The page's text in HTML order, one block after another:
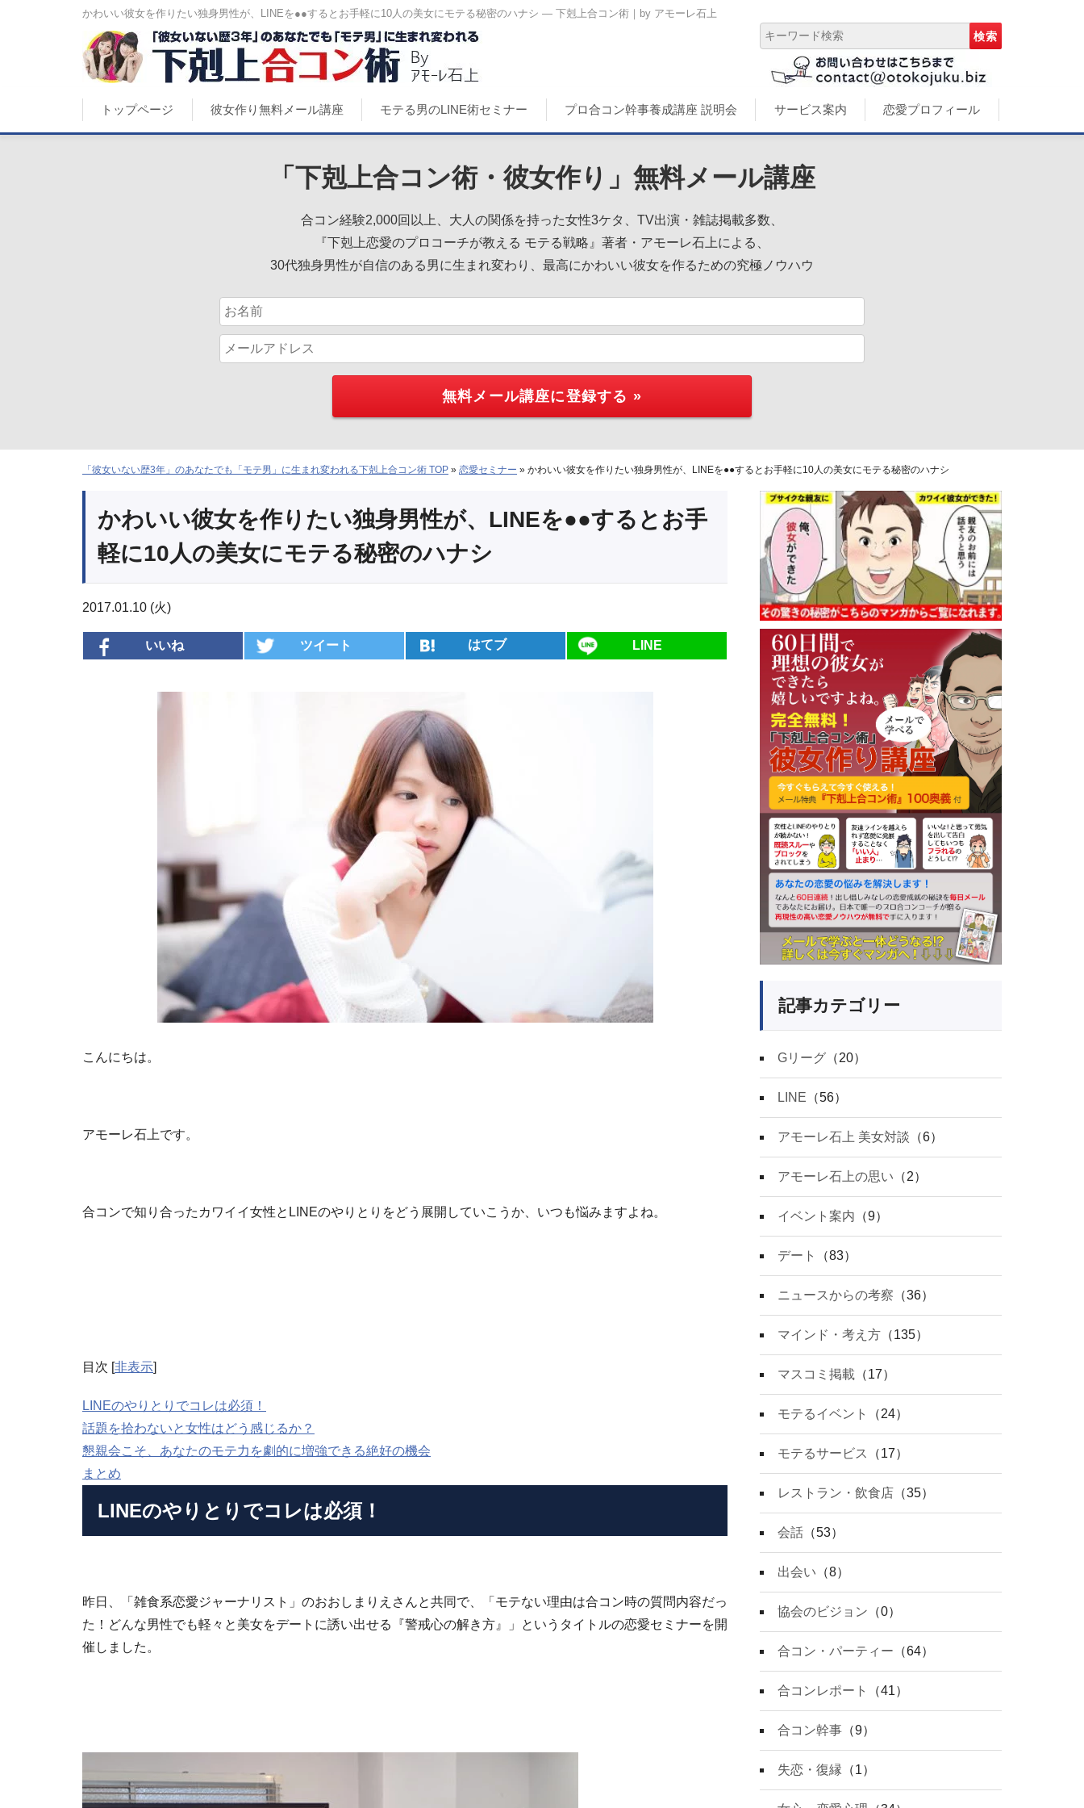
かわいい彼女を作りたい独身男性が、LINEを●●するとお手軽に10人の美女にモテる秘密のハナシ ― 下剋上合コン術｜by アモーレ石上
トップページ 彼女作り無料メール講座 モテる男のLINE術セミナー プロ合コン幹事養成講座 説明会 サービス案内 恋愛プロフィール
「下剋上合コン術・彼女作り」無料メール講座
合コン経験2,000回以上、大人の関係を持った女性3ケタ、TV出演・雑誌掲載多数、
『下剋上恋愛のプロコーチが教える モテる戦略』著者・アモーレ石上による、
30代独身男性が自信のある男に生まれ変わり、最高にかわいい彼女を作るための究極ノウハウ
「彼女いない歴3年」のあなたでも「モテ男」に生まれ変われる下剋上合コン術 TOP » 恋愛セミナー » かわいい彼女を作りたい独身男性が、LINEを●●するとお手軽に10人の美女にモテる秘密のハナシ
かわいい彼女を作りたい独身男性が、LINEを●●するとお手
軽に10人の美女にモテる秘密のハナシ
2017.01.10 (火)
いいね ツイート はてブ LINE
こんにちは。
アモーレ石上です。
合コンで知り合ったカワイイ女性とLINEのやりとりをどう展開していこうか、いつも悩みますよね。
目次 [非表示]
LINEのやりとりでコレは必須！
話題を拾わないと女性はどう感じるか？
懇親会こそ、あなたのモテ力を劇的に増強できる絶好の機会
まとめ
LINEのやりとりでコレは必須！
昨日、「雑食系恋愛ジャーナリスト」のおおしまりえさんと共同で、「モテない理由は合コン時の質問内容だっ
た！どんな男性でも軽々と美女をデートに誘い出せる『警戒心の解き方』」というタイトルの恋愛セミナーを開
催しました。
記事カテゴリー
Gリーグ （20）
LINE （56）
アモーレ石上 美女対談 （6）
アモーレ石上の思い （2）
イベント案内 （9）
デート （83）
ニュースからの考察 （36）
マインド・考え方 （135）
マスコミ掲載 （17）
モテるイベント （24）
モテるサービス （17）
レストラン・飲食店 （35）
会話 （53）
出会い （8）
協会のビジョン （0）
合コン・パーティー （64）
合コンレポート （41）
合コン幹事 （9）
失恋・復縁 （1）